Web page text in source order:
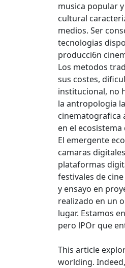
musica popular
cultural
medios. Ser
tecnologias
producci6n
Los metodos
sus costes,
institucional, no
la antropologia
cinematografica
en el
El emergente
camaras
plataformas
festivales de
y ensayo en
realizado en un
lugar. Estamos
pero lPOr que
This article
worlding.